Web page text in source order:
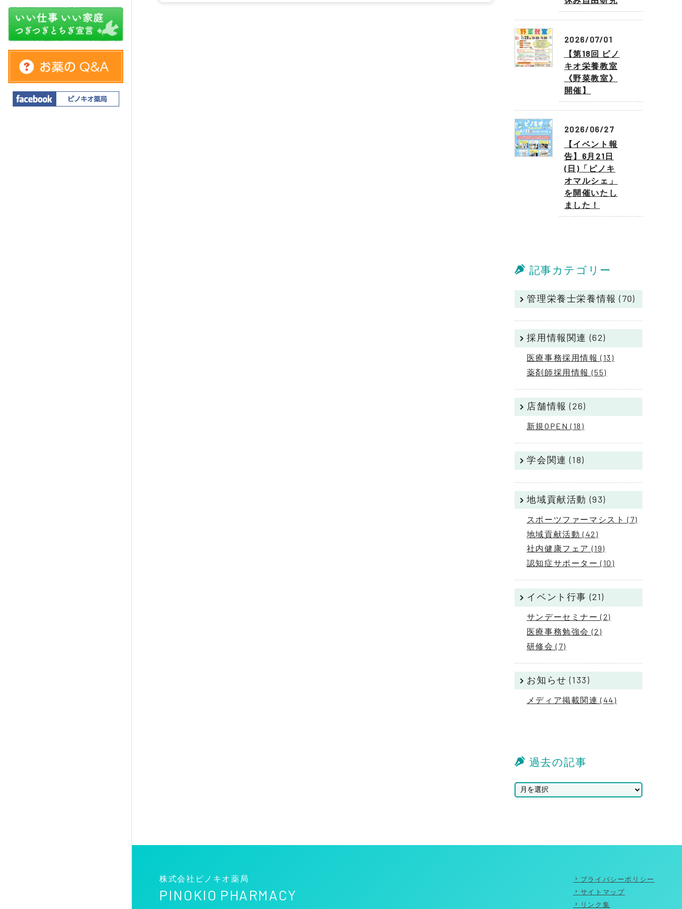
2026/07/01
【第18回 ピノ
キオ栄養教室
《野菜教室》
開催】
2026/06/27
【イベント報
告】6月21日
(日)「ピノキ
オマルシェ」
を開催いたし
ました！
記事カテゴリー
管理栄養士栄養情報 (70)
採用情報関連 (62)
医療事務採用情報 (13)
薬剤師採用情報 (55)
店舗情報 (26)
新規OPEN (18)
学会関連 (18)
地域貢献活動 (93)
スポーツファーマシスト (7)
地域貢献活動 (42)
社内健康フェア (19)
認知症サポーター (10)
イベント行事 (21)
サンデーセミナー (2)
医療事務勉強会 (2)
研修会 (7)
お知らせ (133)
メディア掲載関連 (44)
過去の記事
プライバシーポリシー
サイトマップ
リンク集
株式会社ピノキオ薬局
PINOKIO PHARMACY